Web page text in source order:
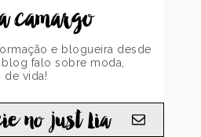
camargo
e blogueira desde
falo sobre moda,
de vida!
no just Lia